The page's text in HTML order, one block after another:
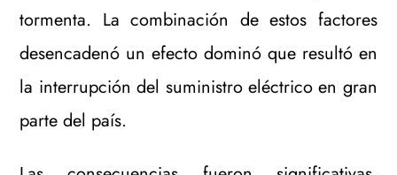
tormenta. La combinación de estos factores
desencadenó un efecto dominó que resultó en
la interrupción del suministro eléctrico en gran
parte del país.